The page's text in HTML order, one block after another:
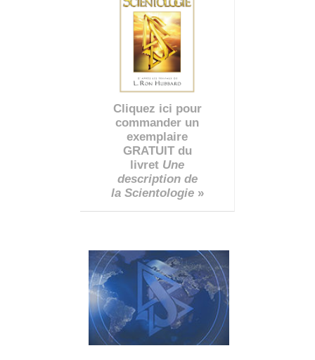
Cliquez ici pour
commander un
exemplaire
GRATUIT du
livret Une
description de
la Scientologie»